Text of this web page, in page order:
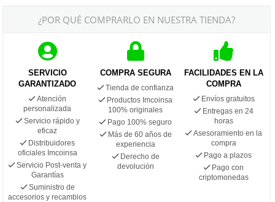
¿POR QUÉ COMPRARLO EN NUESTRA TIENDA?
SERVICIO
GARANTIZADO
Atención
personalizada
Servicio rápido y
eficaz
Distribuidores
oficiales Imcoinsa
Servicio Post-venta y
Garantías
Suministro de
accesorios y recambios
COMPRA SEGURA
Tienda de confianza
Productos Imcoinsa
100% originales
Pago 100% seguro
Más de 60 años de
experiencia
Derecho de
devolución
FACILIDADES EN LA
COMPRA
Envíos gratuitos
Entregas en 24
horas
Asesoramiento en la
compra
Pago a plazos
Pago con
criptomonedas